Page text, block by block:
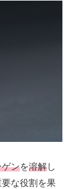
ンを溶解し
な役割を果